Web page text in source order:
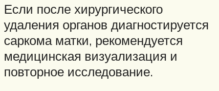
Если после хирургического
удаления органов диагностируется
саркома матки, рекомендуется
медицинская визуализация и
повторное исследование.